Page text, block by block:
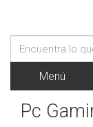
Menú
Pc